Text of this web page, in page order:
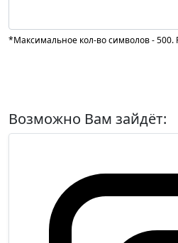
*Максимальное кол-во символов - 500.
Возможно Вам зайдёт: